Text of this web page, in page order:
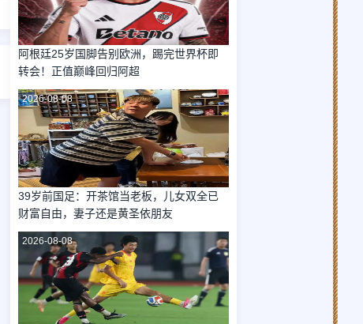
阿根廷25岁国脚告别欧洲，踢完世界杯即
转会！正值巅峰回归阿超
2026-08-08
39岁前国足：开茶馆当老板，儿女双全已
财富自由，妻子还是黄圣依朋友
2026-08-08